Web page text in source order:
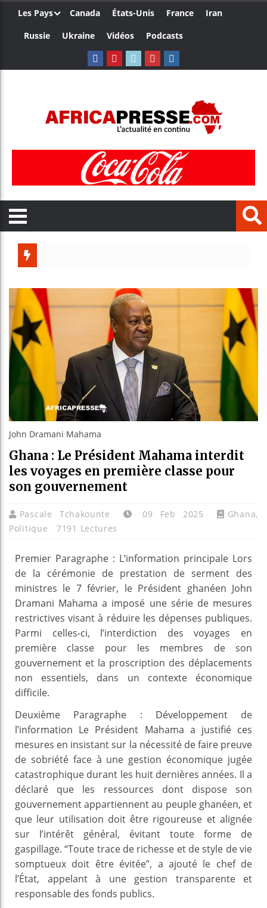
Les Pays Canada États-Unis France
Iran
Russie
Ukraine Vidéos Podcasts
Réforme
Bénin :
Aliko
John Dramani Mahama
Ghana : Le Président Mahama interdit
les voyages en première classe pour
son gouvernement
Pascale Tchakounte 09 Feb 2025 Ghana,
Politique
7191 Lectures
Premier Paragraphe : L’information principale Lors
de la cérémonie de prestation de serment des
ministres le 7 février, le Président ghanéen John
Dramani Mahama a imposé une série de mesures
restrictives visant à réduire les dépenses publiques.
Parmi celles-ci, l’interdiction des voyages en
première classe pour les membres de son
gouvernement et la proscription des déplacements
non essentiels, dans un contexte économique
difficile.
Deuxième Paragraphe : Développement de
l’information Le Président Mahama a justifié ces
mesures en insistant sur la nécessité de faire preuve
de sobriété face à une gestion économique jugée
catastrophique durant les huit dernières années. Il a
déclaré que les ressources dont dispose son
gouvernement appartiennent au peuple ghanéen, et
que leur utilisation doit être rigoureuse et alignée
sur l’intérêt général, évitant toute forme de
gaspillage. “Toute trace de richesse et de style de vie
somptueux doit être évitée”, a ajouté le chef de
l’État, appelant à une gestion transparente et
responsable des fonds publics.